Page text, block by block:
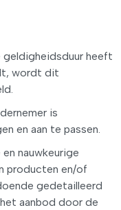
geldigheidsduur heeft
wordt dit
is
en aan te passen.
nauwkeurige
producten en/of
gedetailleerd
aanbod door de